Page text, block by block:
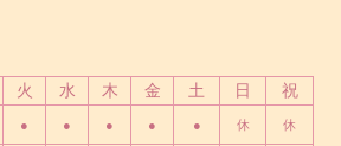
火 水 木 金 土 日 祝
● ● ● ● ● 休 休